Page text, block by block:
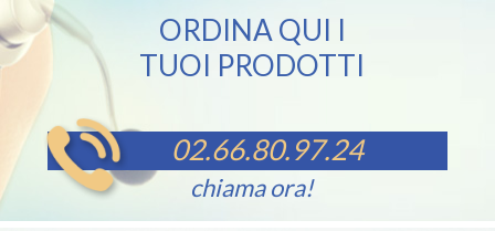
ORDINA QUI I
TUOI PRODOTTI
02.66.80.97.24
chiama ora!